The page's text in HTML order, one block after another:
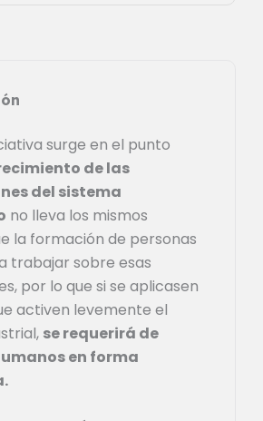
surge en el punto
de las
del sistema
no lleva los mismos
la formación de personas
trabajar sobre esas
por lo que si se aplicasen
activen levemente el
se requerirá de
en forma